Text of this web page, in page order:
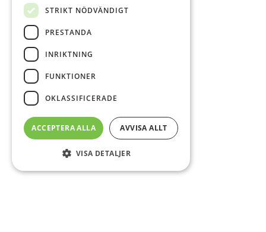
STRIKT NÖDVÄNDIGT
PRESTANDA
INRIKTNING
FUNKTIONER
OKLASSIFICERADE
ACCEPTERA ALLA AVVISA ALLT
VISA DETALJER